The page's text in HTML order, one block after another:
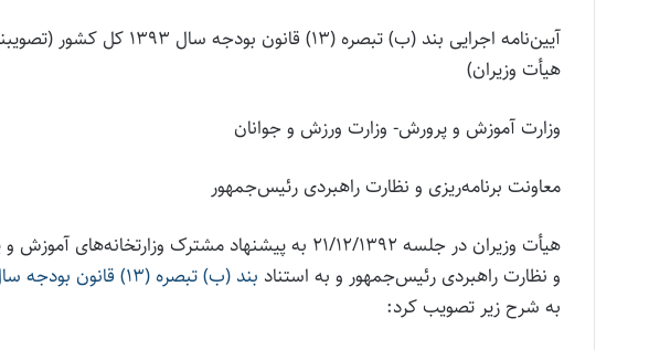
هيأت وزيران)
وزارت آموزش و پرورش- وزارت ورزش و جوانان
معاونت برنامه‌‌ریزی و نظارت راهبردی رئیس‌جمهور
هیأت وزیران در جلسه ۲۱/۱۲/۱۳۹۲ به پیشنهاد مشترک
و نظارت راهبردی رئیس‌جمهور و به استناد بند (ب) تبصره (۱۳) قانون بودجه سال ۱۳۹۳
به شرح زیر تصویب کرد: